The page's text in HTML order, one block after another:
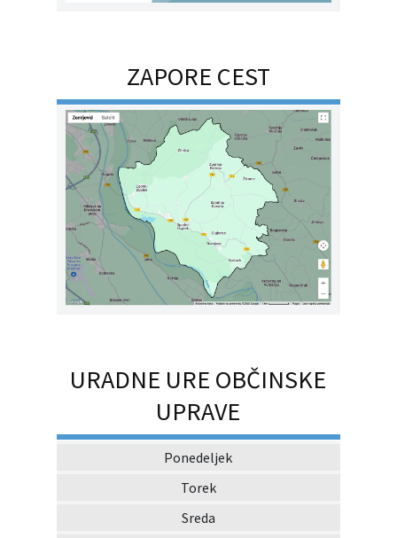
ZAPORE CEST
URADNE URE OBČINSKE
UPRAVE
Ponedeljek
Torek
Sreda